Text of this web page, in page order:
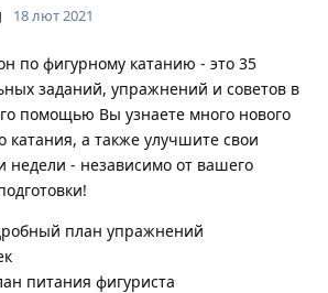
18 лют 2021
по фигурному катанию - это 35
заданий, упражнений и советов в
помощью Вы узнаете много нового
катания, а также улучшите свои
недели - независимо от вашего
план упражнений
питания фигуриста